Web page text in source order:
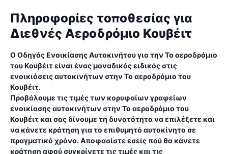
Πληροφορίες τοποθεσίας για
Διεθνές Αεροδρόμιο Κουβέιτ
Ο Οδηγός Ενοικίασης Αυτοκινήτου για την Το αεροδρόμιο
του Κουβέιτείναι ένας μοναδικός ειδικός στις
ενοικιάσεις αυτοκινήτων στην Το αεροδρόμιο του
Κουβέιτ.
Προβάλουμε τις τιμές των κορυφαίων γραφείων
ενοικίασης αυτοκινήτων στην Το αεροδρόμιο του
Κουβέιτ και σας δίνουμε τη δυνατότητα να επιλέξετε και
να κάνετε κράτηση για το επιθυμητό αυτοκίνητο σε
πραγματικό χρόνο. Αποφασίστε εσείς πού θα κάνετε
κράτηση αφού συγκρίνετε τις τιμές και τις